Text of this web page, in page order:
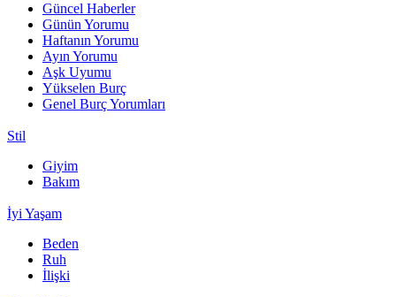
Güncel Haberler
Günün Yorumu
Haftanın Yorumu
Ayın Yorumu
Aşk Uyumu
Yükselen Burç
Genel Burç Yorumları
Stil
Giyim
Bakım
İyi Yaşam
Beden
Ruh
İlişki